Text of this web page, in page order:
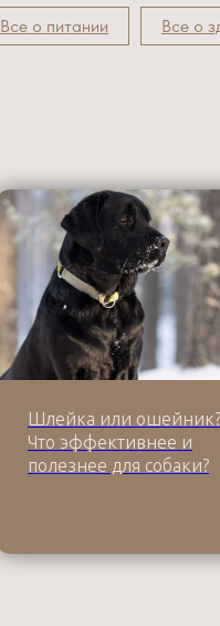
Все о питании Все о
Шлейка или ошейник?
Что эффективнее и
полезнее для собаки?